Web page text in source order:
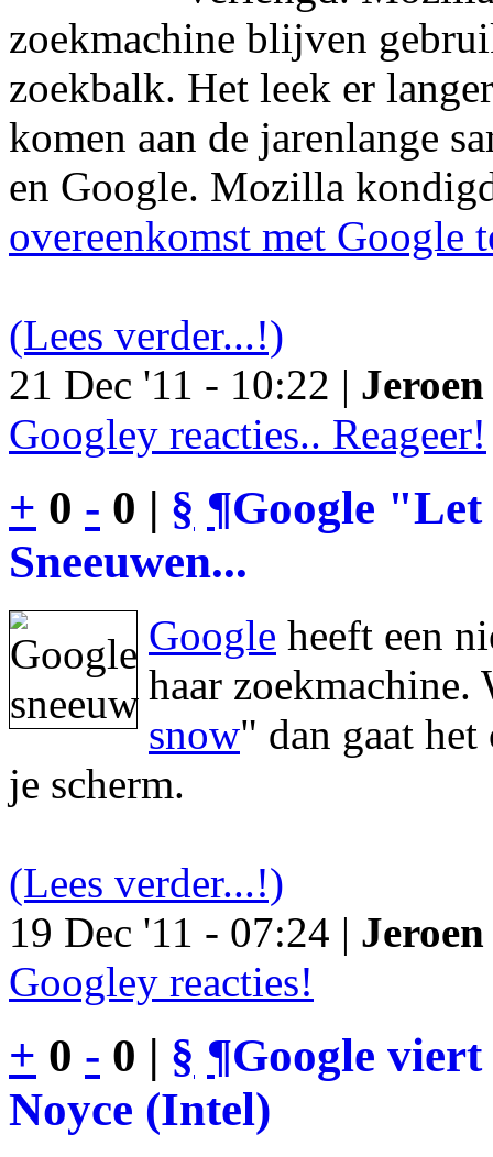
zoekmachine blijven
zoekbalk. Het leek er
komen aan de jarenlange
en Google. Mozilla
overeenkomst met Google
(Lees verder...!)
21 Dec '11 - 10:22 |
Googley reacties.. Reageer!
+ 0 - 0 | § ¶Google
Sneeuwen...
Google heeft een
haar zoekmachine.
snow" dan gaat
je scherm.
(Lees verder...!)
19 Dec '11 - 07:24 |
Googley reacties!
+ 0 - 0 | § ¶Google
Noyce (Intel)